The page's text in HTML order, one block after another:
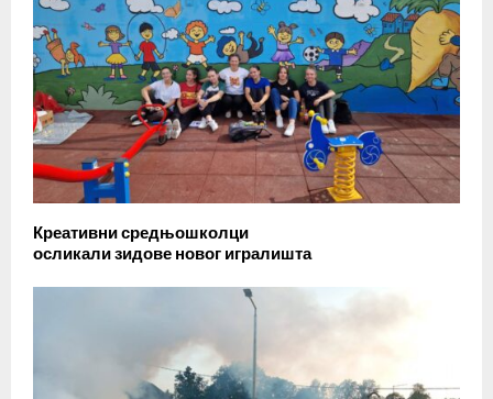
Креативни средњошколци
осликали зидове новог игралишта